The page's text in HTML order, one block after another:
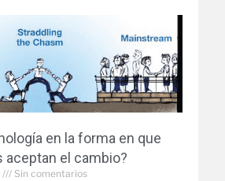
en la forma en que
aceptan el cambio?
Sin comentarios